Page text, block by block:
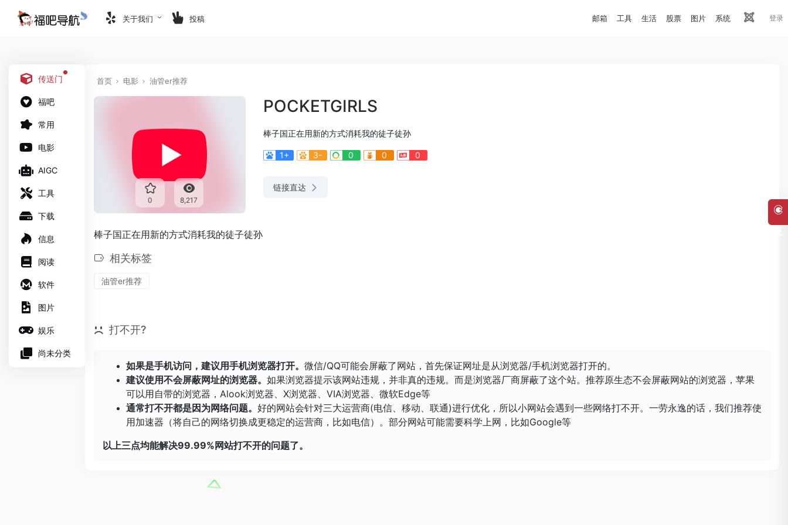
关于我们 投稿 邮箱 工具 生活 股票 图片 系统 登录
传送门
福吧
常用
电影
AIGC
工具
下载
信息
阅读
软件
图片
娱乐
尚未分类
首页 电影 油管er推荐
0 8,217
POCKETGIRLS
棒子国正在用新的方式消耗我的徒子徒孙
1+ 3- 0 0 0
链接直达
棒子国正在用新的方式消耗我的徒子徒孙
相关标签
油管er推荐
打不开?
如果是手机访问，建议用手机浏览器打开。 微信/QQ可能会屏蔽了网站，首先保证网址是从浏览器/手机浏览器打开的。
建议使用不会屏蔽网址的浏览器。 如果浏览器提示该网站违规，并非真的违规。而是浏览器厂商屏蔽了这个站。推荐原生态不会屏蔽网站的浏览器，苹果
可以用自带的浏览器， Alook浏览器 X浏览器 VIA浏览器 微软Edge等
通常打不开都是因为网络问题。 好的网站会针对三大运营商(电信、移动、联通)进行优化，所以小网站会遇到一些网络打不开。一劳永逸的话，我们推荐使
用加速器（将自己的网络切换成更稳定的运营商，比如电信）。部分网站可能需要科学上网，比如Google等
以上三点均能解决99.99%网站打不开的问题了。